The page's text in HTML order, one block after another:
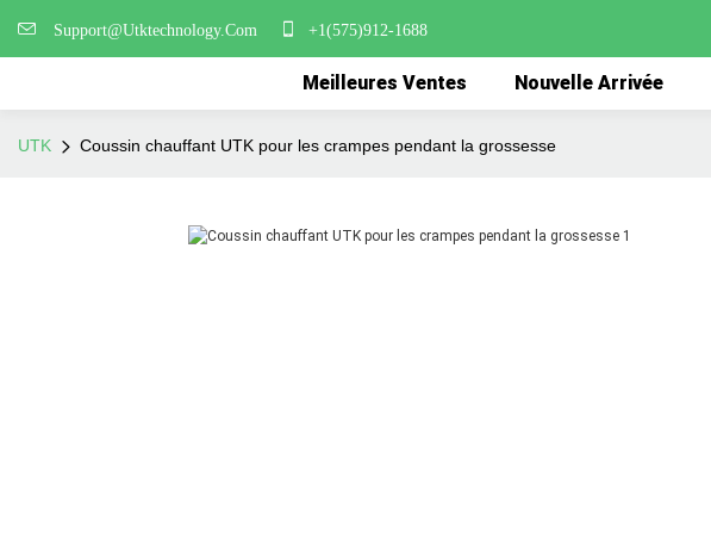
Support@Utktechnology.Com +1(575)912-1688
Meilleures Ventes Nouvelle Arrivée
UTK Coussin chauffant UTK pour les crampes pendant la grossesse